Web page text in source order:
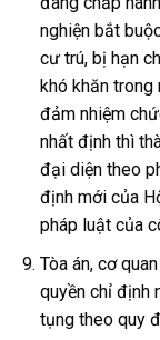
nghiện bắt
cư trú, bị hạn
khó khăn trong
đảm nhiệm
nhất định thì
đại diện theo
định mới của
pháp luật của
Tòa án, cơ
quyền chỉ định
tụng theo quy